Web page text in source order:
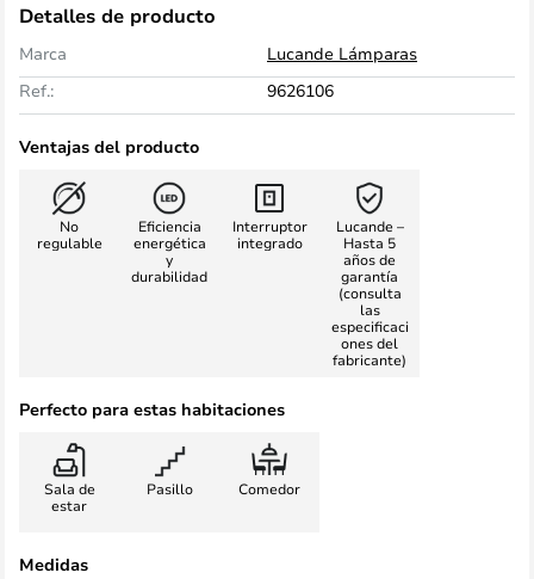
Detalles de producto
Marca
Lucande Lámparas
Ref.:
9626106
Ventajas del producto
No
regulable
Eficiencia
energética
y
durabilidad
Interruptor
integrado
Lucande –
Hasta 5
años de
garantía
(consulta
las
especificaci
ones del
fabricante)
Perfecto para estas habitaciones
Sala de
estar
Pasillo Comedor
Medidas